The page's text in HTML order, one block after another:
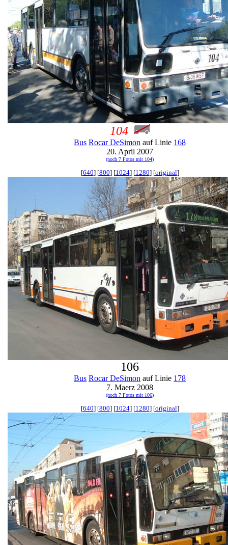
104
Bus Rocar DeSimon auf Linie 168
20. April 2007
(noch 7 Fotos mit 104)
[640] [800] [1024] [1280] [original]
106
Bus Rocar DeSimon auf Linie 178
7. Maerz 2008
(noch 7 Fotos mit 106)
[640] [800] [1024] [1280] [original]